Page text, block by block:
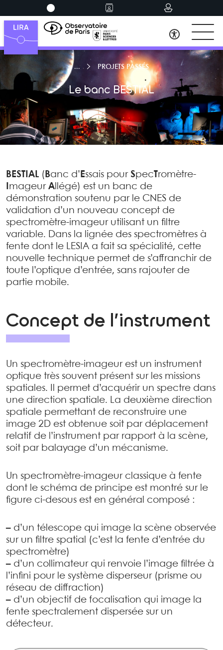
PROJETS PASSÉS
Le banc BESTIAL
BESTIAL ( Banc d’ Essais pour SpecTromètre-
mageur A llégé) est un banc de
démonstration soutenu par le CNES de
validation d’un nouveau concept de
spectromètre-imageur utilisant un filtre
variable. Dans la lignée des spectromètres à
fente dont le LESIA a fait sa spécialité, cette
nouvelle technique permet de s’affranchir de
toute l’optique d’entrée, sans rajouter de
partie mobile.
Concept de l’instrument
Un spectromètre-imageur est un instrument
optique très souvent présent sur les missions
spatiales. Il permet d’acquérir un spectre dans
une direction spatiale. La deuxième direction
spatiale permettant de reconstruire une
image 2D est obtenue soit par déplacement
relatif de l’instrument par rapport à la scène,
soit par balayage d’un mécanisme.
Un spectromètre-imageur classique à fente
dont le schéma de principe est montré sur le
figure ci-desous est en général composé :
– d’un télescope qui image la scène observée
sur un filtre spatial (c’est la fente d’entrée du
spectromètre)
– d’un collimateur qui renvoie l’image filtrée à
l’infini pour le système disperseur (prisme ou
réseau de diffraction)
– d’un objectif de focalisation qui image la
fente spectralement dispersée sur un
détecteur.